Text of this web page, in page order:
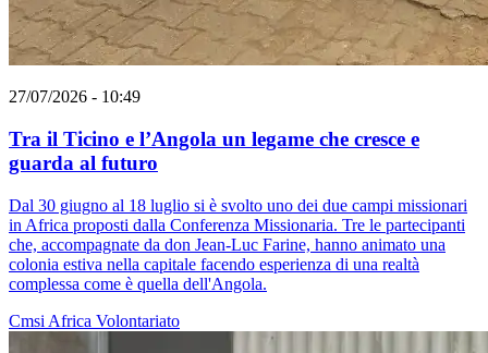
27/07/2026 - 10:49
Tra il Ticino e l’Angola un legame che cresce e
guarda al futuro
Dal 30 giugno al 18 luglio si è svolto uno dei due campi missionari
in Africa proposti dalla Conferenza Missionaria. Tre le partecipanti
che, accompagnate da don Jean-Luc Farine, hanno animato una
colonia estiva nella capitale facendo esperienza di una realtà
complessa come è quella dell'Angola.
Cmsi Africa Volontariato